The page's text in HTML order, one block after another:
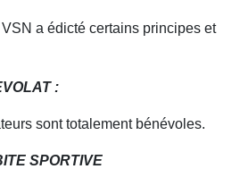
a édicté certains principes et
:
sont totalement bénévoles.
SPORTIVE